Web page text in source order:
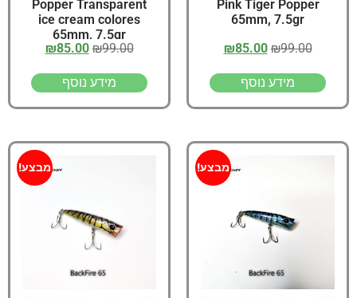
Pink Tiger Popper
65mm, 7.5gr
₪99.00
₪85.00
מידע נוסף
Popper Transparent
ice cream colores
65mm, 7.5gr
₪99.00
₪85.00
מידע נוסף
מבצע! מבצע!